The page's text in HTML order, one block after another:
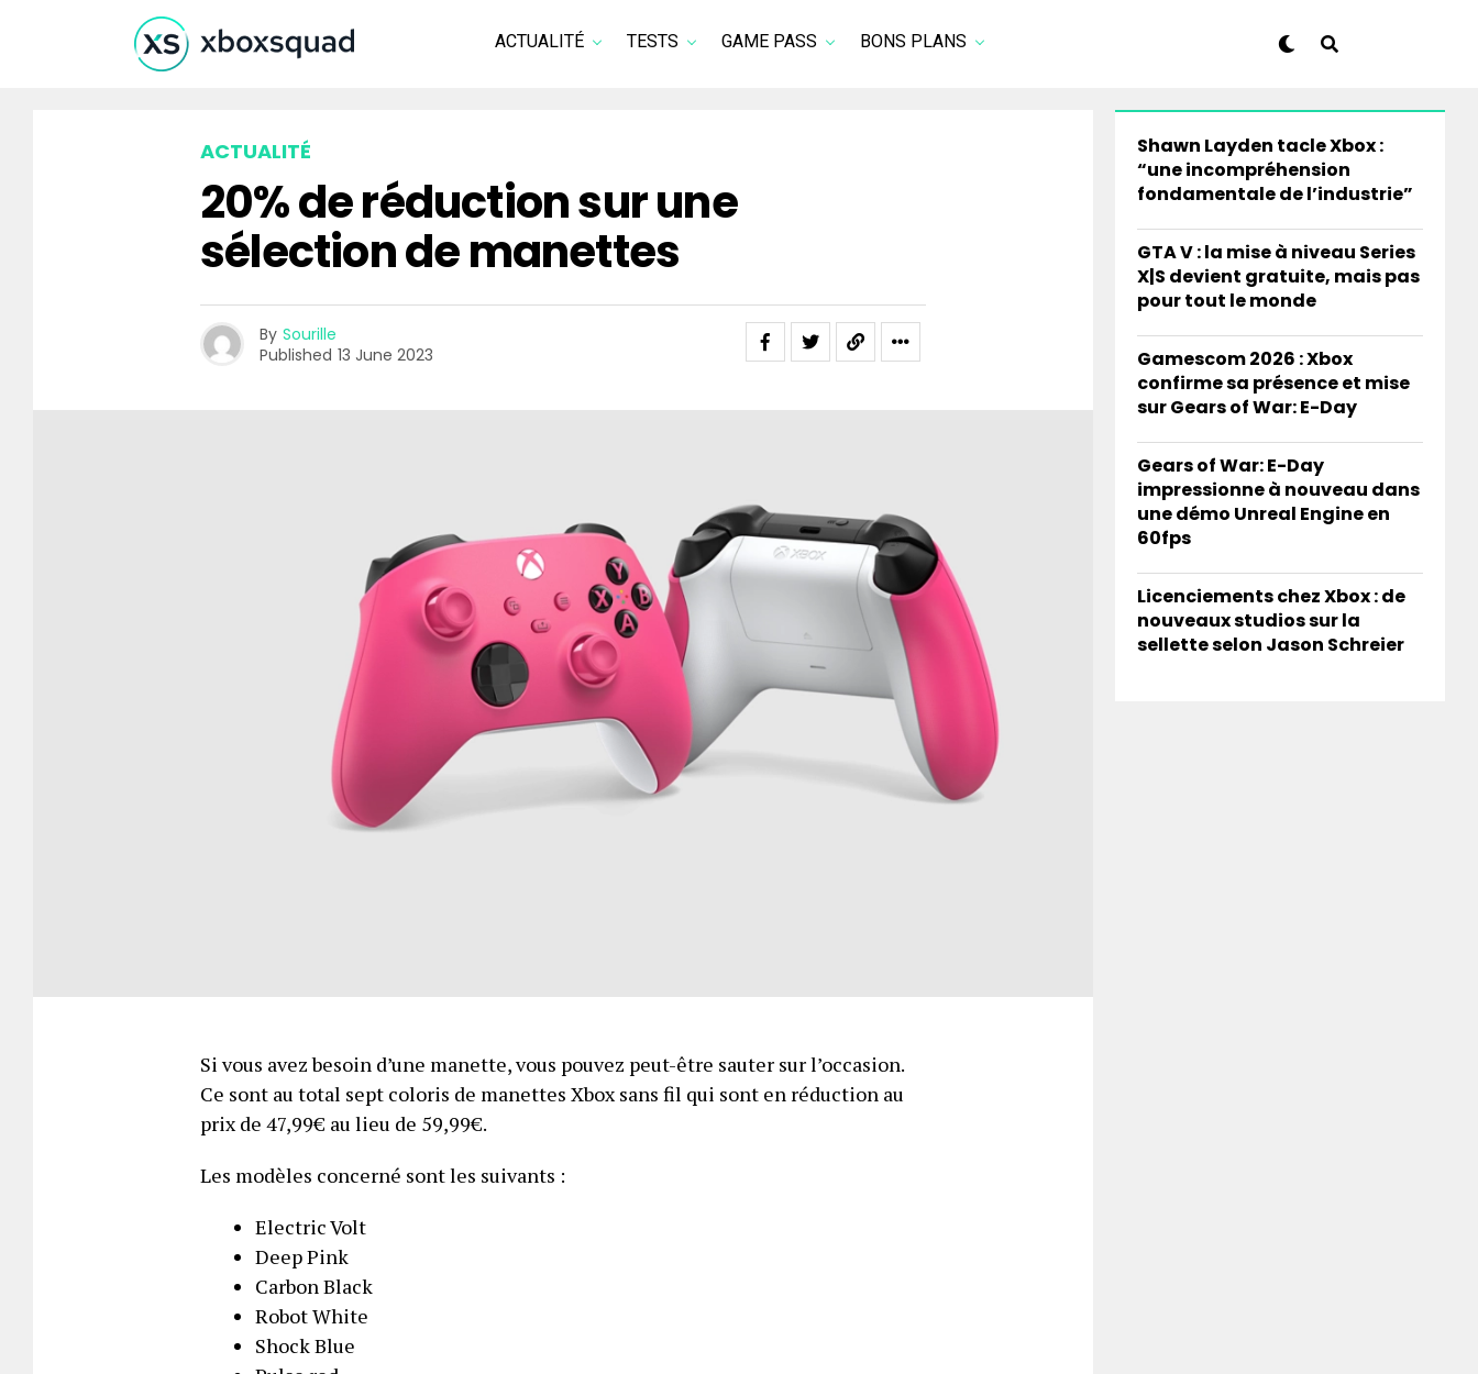
ACTUALITÉ TESTS GAME PASS BONS PLANS
ACTUALITÉ
20% de réduction sur une
sélection de manettes
By Sourille
Published 13 June 2023
Si vous avez besoin d’une manette, vous pouvez peut-être sauter sur l’occasion.
Ce sont au total sept coloris de manettes Xbox sans fil qui sont en réduction au
prix de 47,99€ au lieu de 59,99€.
Les modèles concerné sont les suivants :
Electric Volt
Deep Pink
Carbon Black
Robot White
Shock Blue
Shawn Layden tacle Xbox :
“une incompréhension
fondamentale de l’industrie”
GTA V : la mise à niveau Series
X|S devient gratuite, mais pas
pour tout le monde
Gamescom 2026 : Xbox
confirme sa présence et mise
sur Gears of War: E-Day
Gears of War: E-Day
impressionne à nouveau dans
une démo Unreal Engine en
60fps
Licenciements chez Xbox : de
nouveaux studios sur la
sellette selon Jason Schreier